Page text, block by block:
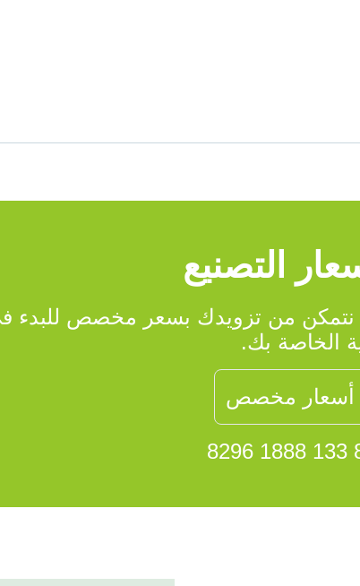
التصنيع
من تزويدك بسعر مخصص للبدء
الخاصة بك.
مخصص